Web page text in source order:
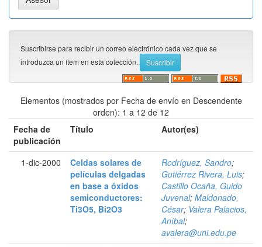
Suscribirse para recibir un correo electrónico cada vez que se
introduzca un ítem en esta colección.
Elementos (mostrados por Fecha de envío en Descendente
orden): 1 a 12 de 12
Fecha de
publicación
Título Autor(es)
1-dic-2000
Celdas solares de
películas delgadas
en base a óxidos
semiconductores:
Ti3O5, Bi2O3
Rodríguez, Sandro;
Gutiérrez Rivera, Luis;
Castillo Ocaña, Guido
Juvenal; Maldonado,
César; Valera Palacios,
Aníbal;
avalera@uni.edu.pe